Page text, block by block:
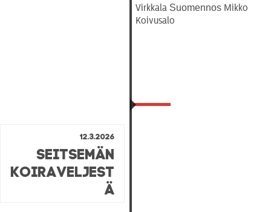
Virkkala SuomennosMikko
Koivusalo
12.3.2026
Seitsemän
koiraveljest
ä